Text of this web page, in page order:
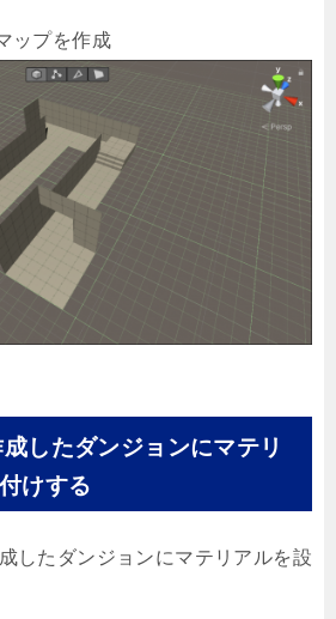
ップを作成
したダンジョンにマテリ
けする
したダンジョンにマテリアルを設